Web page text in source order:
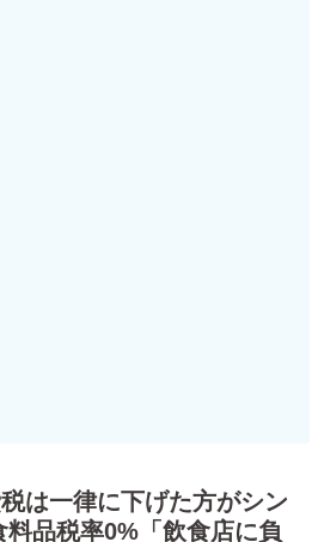
は一律に下げた方がシン
品税率0%「飲食店に負